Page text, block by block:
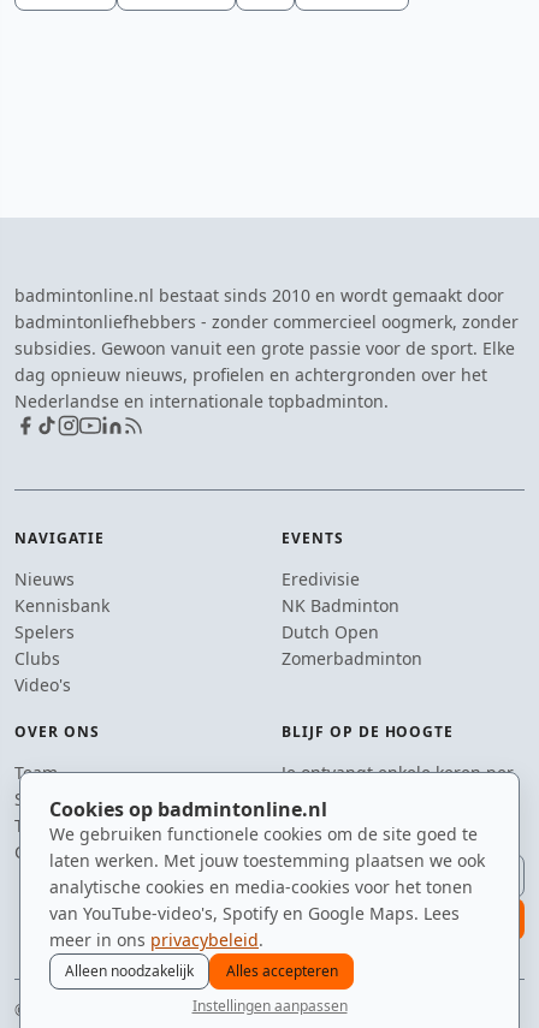
Cookies op badmintonline.nl
We gebruiken functionele cookies om de site goed te
laten werken. Met jouw toestemming plaatsen we ook
analytische cookies en media-cookies voor het tonen
van YouTube-video's, Spotify en Google Maps. Lees
meer in ons privacybeleid.
Alleen noodzakelijk
Alles accepteren
Instellingen aanpassen
badmintonline.nl bestaat sinds 2010 en wordt gemaakt door
badmintonliefhebbers - zonder commercieel oogmerk, zonder
subsidies. Gewoon vanuit een grote passie voor de sport. Elke
dag opnieuw nieuws, profielen en achtergronden over het
Nederlandse en internationale topbadminton.
NAVIGATIE
Nieuws
Kennisbank
Spelers
Clubs
Video's
EVENTS
Eredivisie
NK Badminton
Dutch Open
Zomerbadminton
OVER ONS
Team
Supporters
Tip de redactie
Contact
BLIJF OP DE HOOGTE
Je ontvangt enkele keren per
jaar een e-mail met het
laatste badmintonnieuws.
E-mailadres
aanmelden
© 2010–2026 badmintonline.nl · gemaakt met shuttle, net en veel koffie
spelers ranglijst zomer